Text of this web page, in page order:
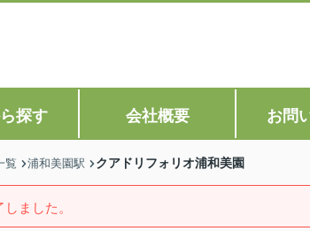
探す 会社概要 お問
覧 浦和美園駅 クアドリフォリオ浦和美園
ました。